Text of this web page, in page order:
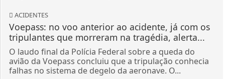
ACIDENTES
Voepass: no voo anterior ao acidente, já com os
tripulantes que morreram na tragédia, alerta...
O laudo final da Polícia Federal sobre a queda do
avião da Voepass concluiu que a tripulação conhecia
falhas no sistema de degelo da aeronave. O...